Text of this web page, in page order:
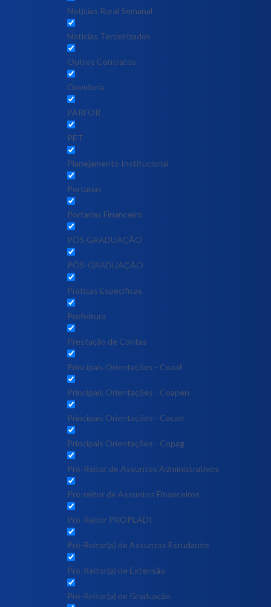
Notícias Rural Semanal
Notícias Terceirizados
Outros Contratos
Ouvidoria
PARFOR
PET
Planejamento Institucional
Portarias
Portarias Financeiro
PÓS GRADUAÇÃO
PÓS-GRADUAÇÃO
Práticas Específicas
Prefeitura
Prestação de Contas
Principais Orientações - Coaaf
Principais Orientações - Coapen
Principais Orientações - Cocad
Principais Orientações - Copag
Pró-Reitor de Assuntos Administrativos
Pró-reitor de Assuntos Financeiros
Pró-Reitor PROPLADI
Pró-Reitor(a) de Assuntos Estudantis
Pró-Reitor(a) de Extensão
Pró-Reitor(a) de Graduação